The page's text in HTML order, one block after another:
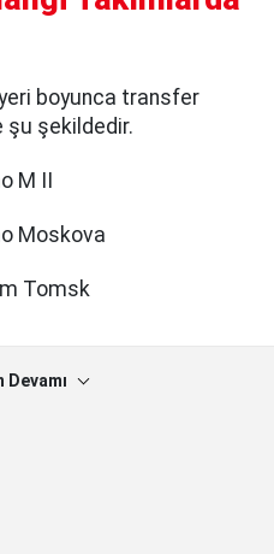
boyunca transfer
şekildedir.
M II
Moskova
Tomsk
Devamı